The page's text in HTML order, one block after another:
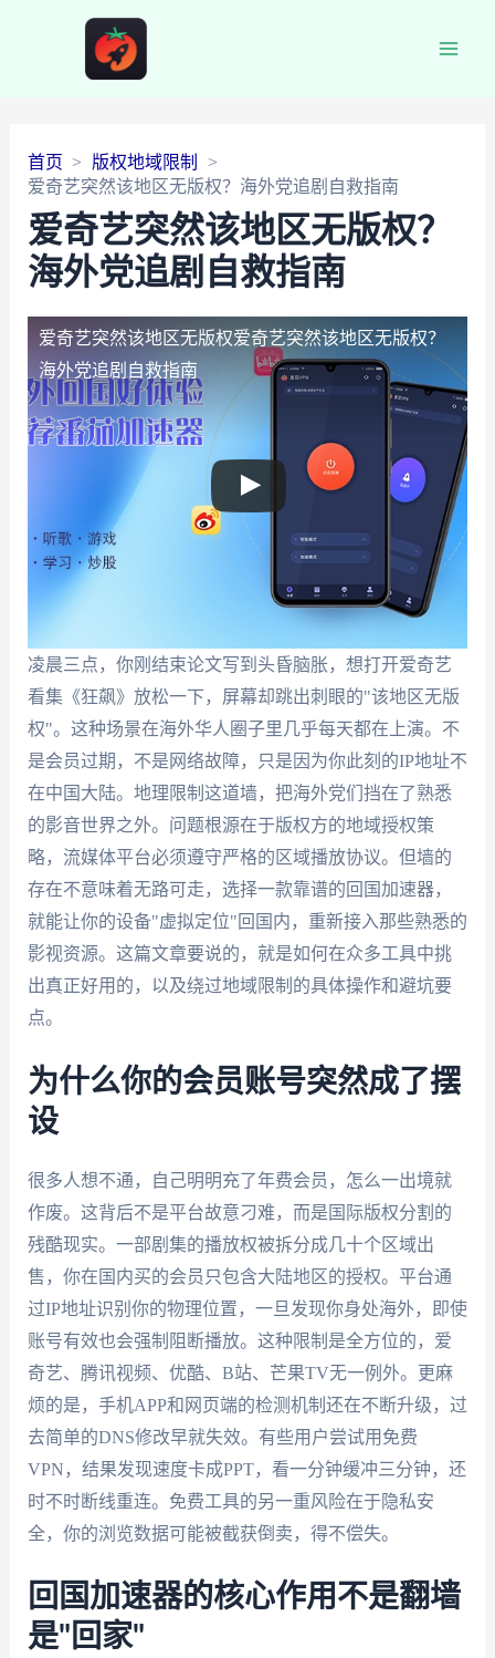
首页
版权地域限制
爱奇艺突然该地区无版权？海外党追剧自救指南
爱奇艺突然该地区无版权？
海外党追剧自救指南
爱奇艺突然该地区无版权爱奇艺突然该地区无版权？
海外党追剧自救指南
凌晨三点，你刚结束论文写到头昏脑胀，想打开爱奇艺
看集《狂飙》放松一下，屏幕却跳出刺眼的"该地区无版
权"。这种场景在海外华人圈子里几乎每天都在上演。不
是会员过期，不是网络故障，只是因为你此刻的IP地址不
在中国大陆。地理限制这道墙，把海外党们挡在了熟悉
的影音世界之外。问题根源在于版权方的地域授权策
略，流媒体平台必须遵守严格的区域播放协议。但墙的
存在不意味着无路可走，选择一款靠谱的回国加速器，
就能让你的设备"虚拟定位"回国内，重新接入那些熟悉的
影视资源。这篇文章要说的，就是如何在众多工具中挑
出真正好用的，以及绕过地域限制的具体操作和避坑要
点。
为什么你的会员账号突然成了摆
设
很多人想不通，自己明明充了年费会员，怎么一出境就
作废。这背后不是平台故意刁难，而是国际版权分割的
残酷现实。一部剧集的播放权被拆分成几十个区域出
售，你在国内买的会员只包含大陆地区的授权。平台通
过IP地址识别你的物理位置，一旦发现你身处海外，即使
账号有效也会强制阻断播放。这种限制是全方位的，爱
奇艺、腾讯视频、优酷、B站、芒果TV无一例外。更麻
烦的是，手机APP和网页端的检测机制还在不断升级，过
去简单的DNS修改早就失效。有些用户尝试用免费
VPN，结果发现速度卡成PPT，看一分钟缓冲三分钟，还
时不时断线重连。免费工具的另一重风险在于隐私安
全，你的浏览数据可能被截获倒卖，得不偿失。
回国加速器的核心作用不是翻墙
是"回家"